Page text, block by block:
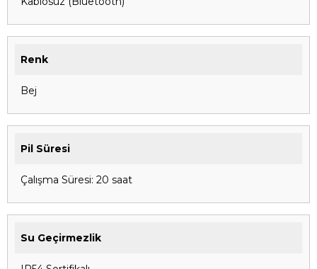
Renk
Bej
Pil Süresi
Çalışma Süresi: 20 saat
Su Geçirmezlik